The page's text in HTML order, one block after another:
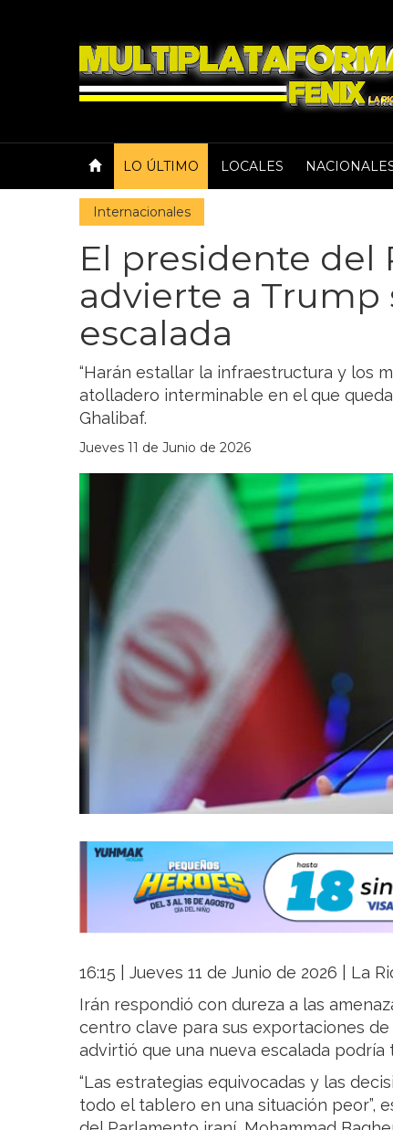
LO ÚLTIMO LOCALES
Internacionales
El presidente del
advierte a
escalada
“Harán estallar la infraestructura y los
atolladero interminable en el que
Ghalibaf.
Jueves 11 de Junio de 2026
16:15 | Jueves 11 de Junio de 2026 | La
Irán respondió con dureza a las
centro clave para sus exportaciones
advirtió que una nueva escalada
“Las estrategias equivocadas y las
todo el tablero en una situación peor”,